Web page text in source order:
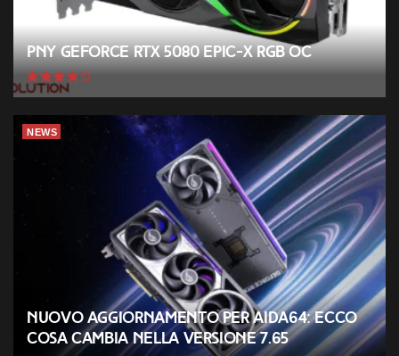
PNY GeForce RTX 5080 EPIC-X RGB OC
NEWS
Nuovo aggiornamento per AIDA64: ecco
cosa cambia nella versione 7.65